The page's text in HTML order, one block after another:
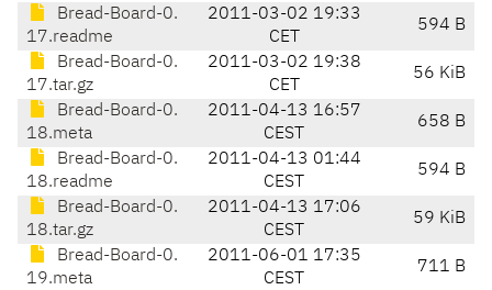
Bread-Board-0.
17.readme
2011-03-02 19:33
CET
594 B
Bread-Board-0.
17.tar.gz
2011-03-02 19:38
CET
56 KiB
Bread-Board-0.
18.meta
2011-04-13 16:57
CEST
658 B
Bread-Board-0.
18.readme
2011-04-13 01:44
CEST
594 B
Bread-Board-0.
18.tar.gz
2011-04-13 17:06
CEST
59 KiB
Bread-Board-0.
19.meta
2011-06-01 17:35
CEST
711 B